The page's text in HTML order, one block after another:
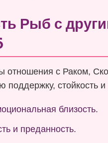
Рыб с
отношения с Раком,
поддержку, стойкость
близость.
и преданность.